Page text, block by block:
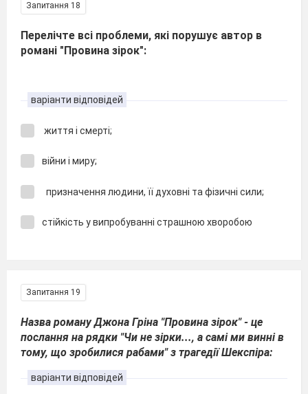
Запитання 18
Перелічте всі проблеми, які порушує автор в
романі "Провина зірок":
варіанти відповідей
життя і смерті;
війни і миру;
призначення людини, її духовні та фізичні сили;
стійкість у випробуванні страшною хворобою
Запитання 19
Назва роману Джона Гріна "Провина зірок" - це
послання на рядки "Чи не зірки..., а самі ми винні в
тому, що зробилися рабами" з трагедії Шекспіра:
варіанти відповідей